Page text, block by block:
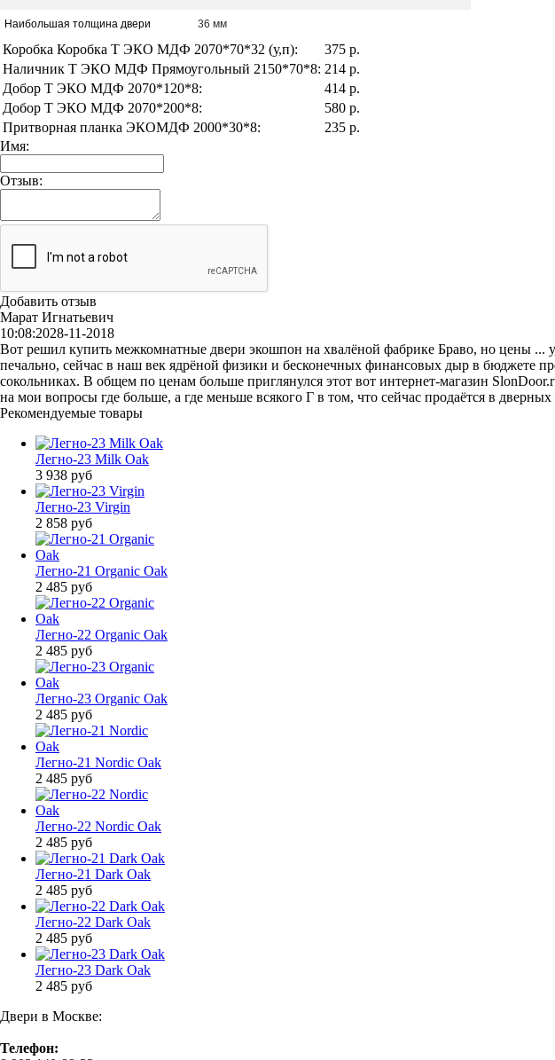
Наибольшая толщина двери 36 мм
Коробка Коробка Т ЭКО МДФ 2070*70*32 (у,п):
375 р.
Наличник Т ЭКО МДФ Прямоугольный 2150*70*8: 214 р.
Добор Т ЭКО МДФ 2070*120*8:
414 р.
Добор Т ЭКО МДФ 2070*200*8:
580 р.
Притворная планка ЭКОМДФ 2000*30*8:
235 р.
Имя:
Отзыв:
Добавить отзыв
Марат Игнатьевич
10:08:2028-11-2018
Вот решил купить межкомнатные двери экошпон на хвалёной фабрике Браво, но цены ...
печально, сейчас в наш век ядрёной физики и бесконечных финансовых дыр в бюджете
сокольниках. В общем по ценам больше приглянулся этот вот интернет-магазин
на мои вопросы где больше, а где меньше всякого Г в том, что сейчас продаётся в
Рекомендуемые товары
Легно-23 Milk Oak
3 938 руб
Легно-23 Virgin
2 858 руб
Легно-21 Organic Oak
2 485 руб
Легно-22 Organic Oak
2 485 руб
Легно-23 Organic Oak
2 485 руб
Легно-21 Nordic Oak
2 485 руб
Легно-22 Nordic Oak
2 485 руб
Легно-21 Dark Oak
2 485 руб
Легно-22 Dark Oak
2 485 руб
Легно-23 Dark Oak
2 485 руб
Двери в Москве:
Телефон: